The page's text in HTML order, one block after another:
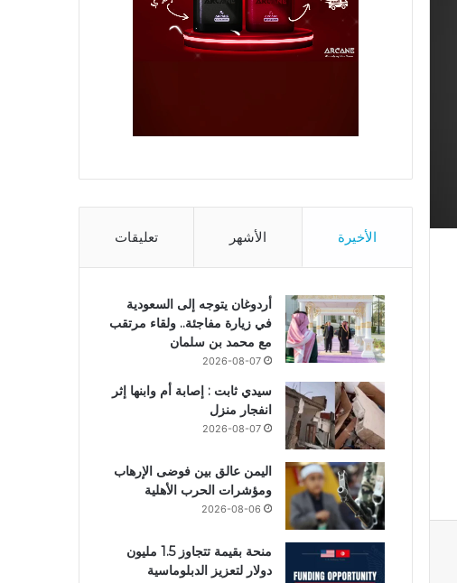
الأخيرة الأشهر تعليقات
أردوغان يتوجه إلى السعودية
في زيارة مفاجئة.. ولقاء مرتقب
مع محمد بن سلمان
2026-08-07
سيدي ثابت : إصابة أم وابنها إثر
انفجار منزل
2026-08-07
اليمن عالق بين فوضى الإرهاب
ومؤشرات الحرب الأهلية
2026-08-06
منحة بقيمة تتجاوز 1.5 مليون
دولار لتعزيز الدبلوماسية